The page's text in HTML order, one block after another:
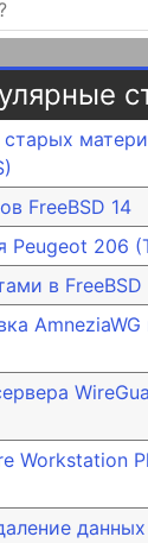
FreeBSD 14
Peugeot 206
в FreeBSD
AmneziaWG
Workstation